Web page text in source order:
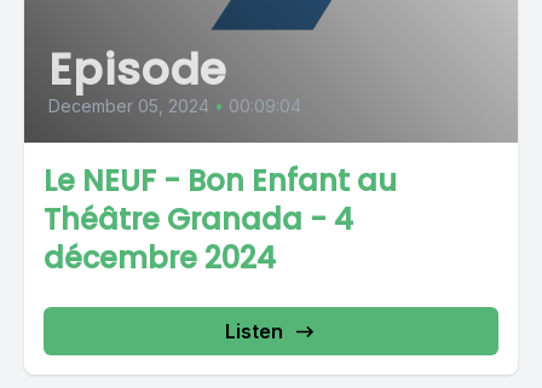
Episode
December 05, 2024 • 00:09:04
Le NEUF - Bon Enfant au
Théâtre Granada - 4
décembre 2024
Listen